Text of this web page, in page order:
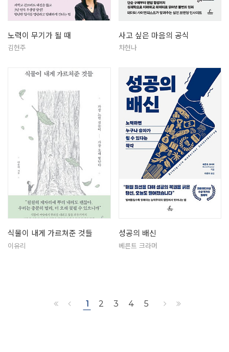
노력이 무기가 될 때
김현주
사고 싶은 마음의 공식
차현나
식물이 내게 가르쳐준 것들
이유리
성공의 배신
베른트 크라머
1 2 3 4 5